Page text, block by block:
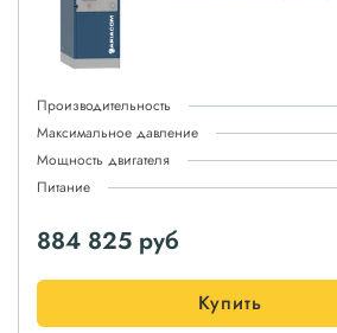
Производительность
Максимальное давление
Мощность двигателя
Питание
884 825 руб
Купить